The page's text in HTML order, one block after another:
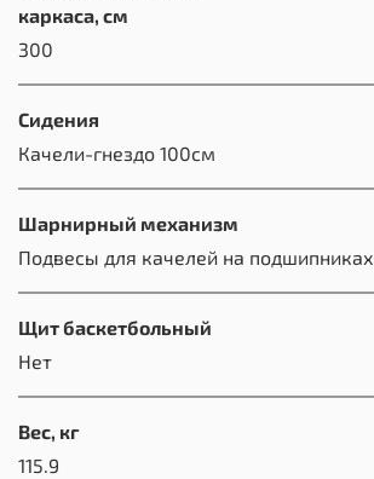
каркаса, см
300
Сидения
Качели-гнездо 100см
Шарнирный механизм
Подвесы для качелей на подшипниках
Щит баскетбольный
Нет
Вес, кг
115.9